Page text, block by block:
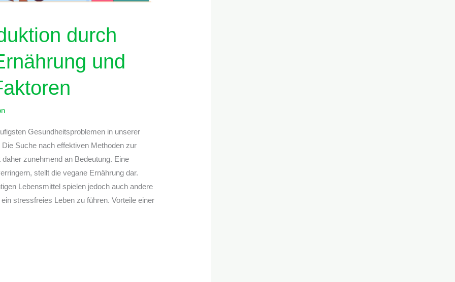
durch
und
Gesundheitsproblemen in unserer
Suche nach effektiven Methoden zur
zunehmend an Bedeutung. Eine
stellt die vegane Ernährung dar.
Lebensmittel spielen jedoch auch andere
stressfreies Leben zu führen. Vorteile einer